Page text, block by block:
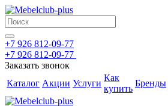
+7 926 812-09-77
+7 926 812-09-77
Заказать звонок
Каталог Акции Услуги
Как
купить
Бренды